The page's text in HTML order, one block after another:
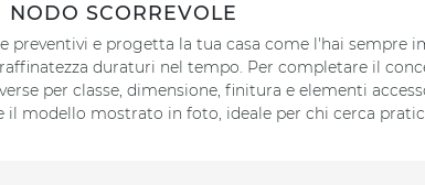
NODO SCORREVOLE
preventivi e progetta la tua casa come l'hai sempre
duraturi nel tempo. Per completare il
per classe, dimensione, finitura e elementi
il modello mostrato in foto, ideale per chi cerca